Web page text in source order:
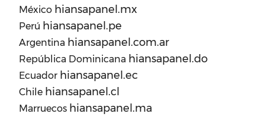
México hiansapanel.mx
Perú hiansapanel.pe
Argentina hiansapanel.com.ar
República Dominicana hiansapanel.do
Ecuador hiansapanel.ec
Chile hiansapanel.cl
Marruecos hiansapanel.ma